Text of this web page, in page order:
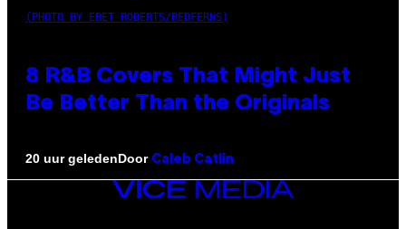
(PHOTO BY EBET ROBERTS/REDFERNS)
8 R&B Covers That Might Just
Be Better Than the Originals
20 uur geledenDoor Caleb Catlin
VICE
MEDIA